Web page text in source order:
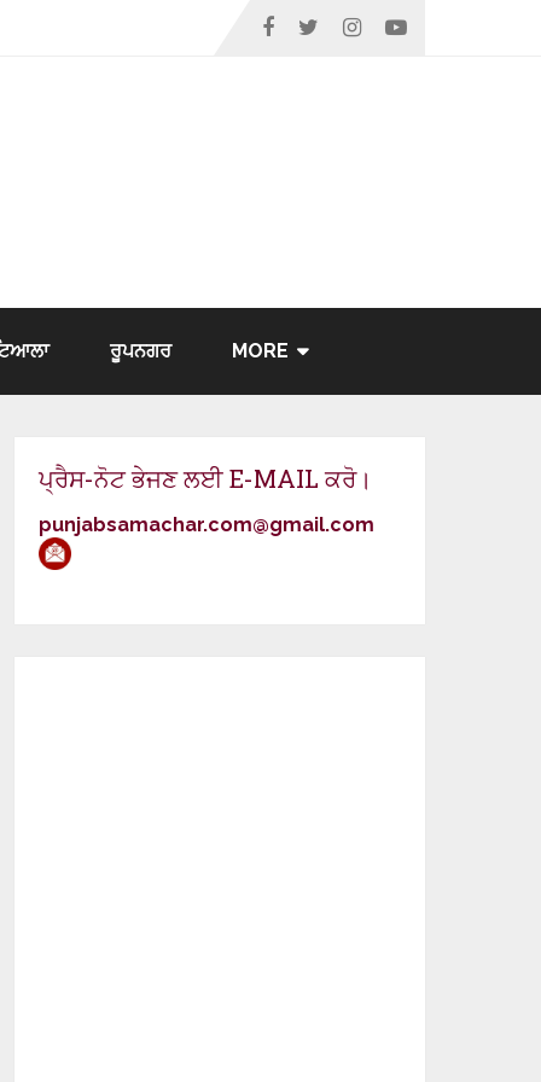
ਰੂਪਨਗਰ MORE
ਪ੍ਰੈਸ-ਨੋਟ ਭੇਜਣ ਲਈ E-MAIL ਕਰੋ।
punjabsamachar.com@gmail.com